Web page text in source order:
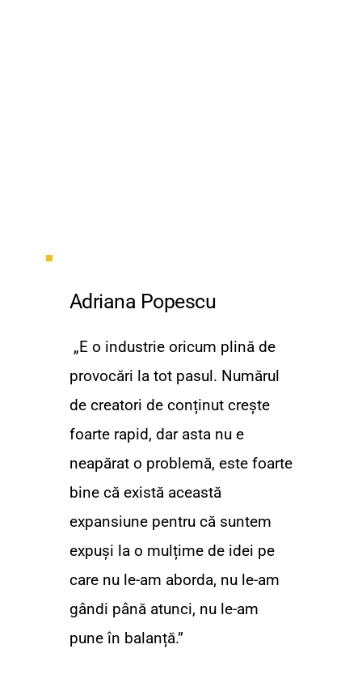
Adriana Popescu
„E o industrie oricum plină de
provocări la tot pasul. Numărul
de creatori de conținut crește
foarte rapid, dar asta nu e
neapărat o problemă, este foarte
bine că există această
expansiune pentru că suntem
expuși la o mulțime de idei pe
care nu le-am aborda, nu le-am
gândi până atunci, nu le-am
pune în balanță.”